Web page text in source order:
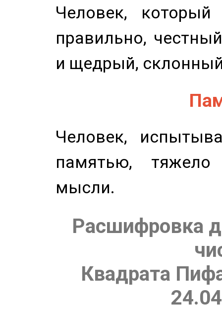
Человек,
правильно,
и щедрый,
Человек,
памятью,
мысли.
Расшифровка
Квадрата